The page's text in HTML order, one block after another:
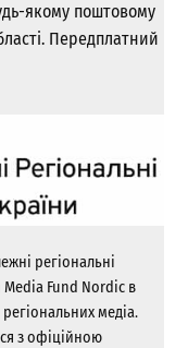
якому поштовому
Передплатний
регіональні
Media Fund Nordic в
медіа.
з офіційною